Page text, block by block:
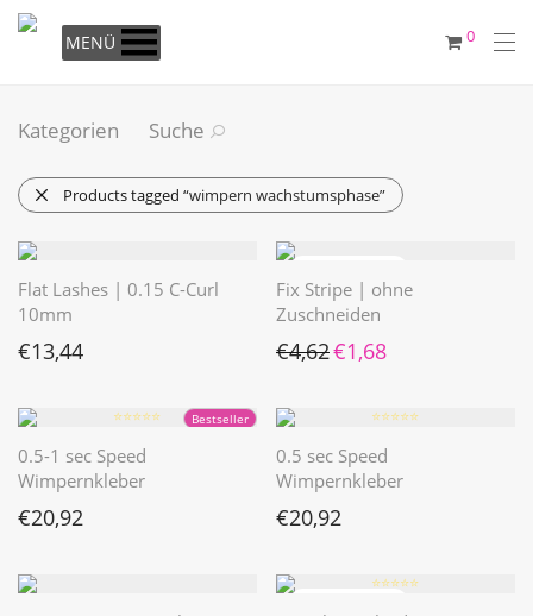
MENÜ 0
Kategorien Suche
Products tagged “wimpern wachstumsphase”
Flat Lashes | 0.15 C-Curl
10mm
€13,44
Fix Stripe | ohne
Zuschneiden
€4,62 Ursprünglicher Preis war:
€1,68
Bestseller
⭐️⭐️⭐️⭐️⭐️
0.5-1 sec Speed
Wimpernkleber
€20,92
⭐️⭐️⭐️⭐️⭐️
0.5 sec Speed
Wimpernkleber
€20,92
⭐️⭐️⭐️⭐️⭐️